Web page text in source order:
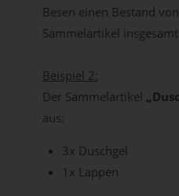
Besen einen Bestand
Sammelartikel insgesamt
Beispiel 2:
Der Sammelartikel
aus:
3x Duschgel
1x Lappen